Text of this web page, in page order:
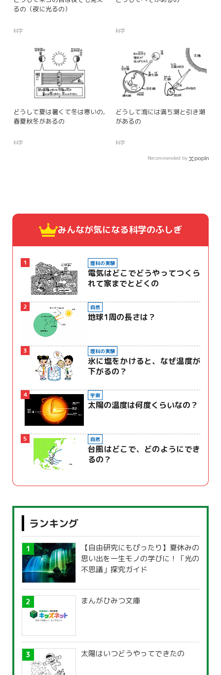
るの（夜に光るの）
科学 科学
どうして夏は暑くて冬は寒いの,
春夏秋冬があるの
科学
どうして海には満ち潮と引き潮
があるの
科学
Recommended by
みんなが気になる科学のふしぎ
1 理科の実験
電気はどこでどうやってつくら
れて家までとどくの
2 自然
地球1周の長さは？
3 理科の実験
氷に塩をかけると、なぜ温度が
下がるの？
4 宇宙
太陽の温度は何度くらいなの？
5 自然
台風はどこで、どのようにでき
るの？
ランキング
【自由研究にもぴったり】夏休みの
思い出を一生モノの学びに！「光の
不思議」探究ガイド
まんがひみつ文庫
太陽はいつどうやってできたの